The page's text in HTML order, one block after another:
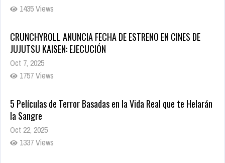
1435 Views
CRUNCHYROLL ANUNCIA FECHA DE ESTRENO EN CINES DE
JUJUTSU KAISEN: EJECUCIÓN
Oct 7, 2025
1757 Views
5 Películas de Terror Basadas en la Vida Real que te Helarán
la Sangre
Oct 22, 2025
1337 Views